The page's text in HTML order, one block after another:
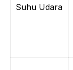
Suhu Udara